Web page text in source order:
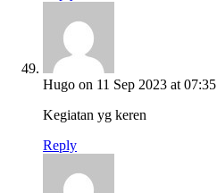
Hugo on 11 Sep 2023 at 07:35
Kegiatan yg keren
Reply